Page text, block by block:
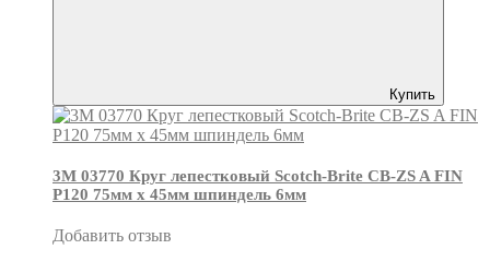
Купить
3М 03770 Круг лепестковый Scotch-Brite CB-ZS A FIN
P120 75мм х 45мм шпиндель 6мм
Добавить отзыв